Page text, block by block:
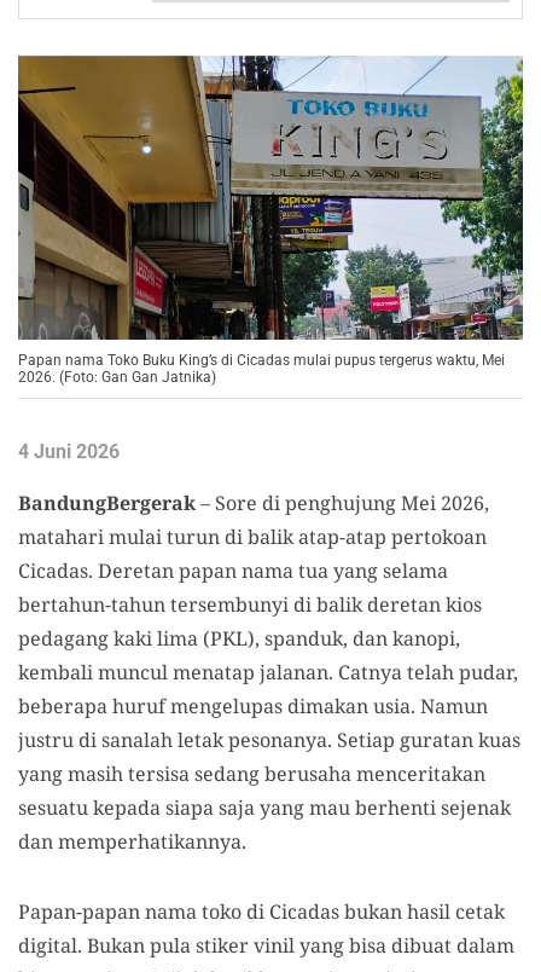
Papan nama Toko Buku King’s di Cicadas mulai pupus tergerus waktu, Mei
2026. (Foto: Gan Gan Jatnika)
4 Juni 2026
BandungBergerak– Sore di penghujung Mei 2026,
matahari mulai turun di balik atap-atap pertokoan
Cicadas. Deretan papan nama tua yang selama
bertahun-tahun tersembunyi di balik deretan kios
pedagang kaki lima (PKL), spanduk, dan kanopi,
kembali muncul menatap jalanan. Catnya telah pudar,
beberapa huruf mengelupas dimakan usia. Namun
justru di sanalah letak pesonanya. Setiap guratan kuas
yang masih tersisa sedang berusaha menceritakan
sesuatu kepada siapa saja yang mau berhenti sejenak
dan memperhatikannya.
Papan-papan nama toko di Cicadas bukan hasil cetak
digital. Bukan pula stiker vinil yang bisa dibuat dalam